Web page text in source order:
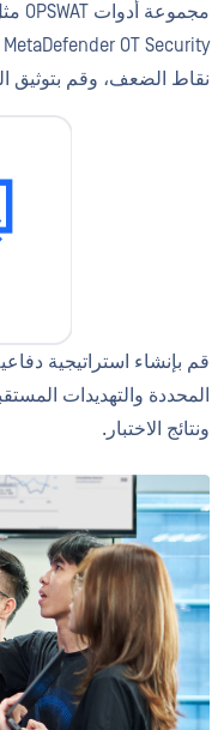
نقاط الضعف، وقم بتوثيق
قم بإنشاء استراتيجية
المحددة والتهديدات
ونتائج الاختبار.